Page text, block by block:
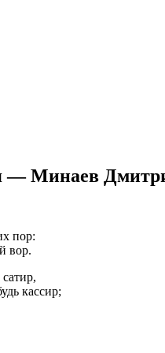
— Минаев
пор:
вор.
кассир;